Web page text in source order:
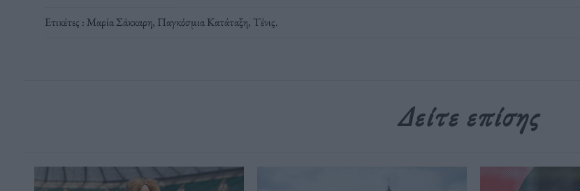
Ετικέτες : Μαρία Σάκκαρη, Παγκόσμια Κατάταξη, Τένις.
Δείτε επίσης